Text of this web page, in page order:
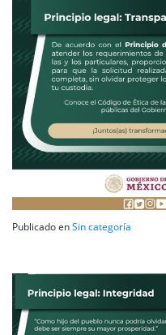
Publicado enSin categoría